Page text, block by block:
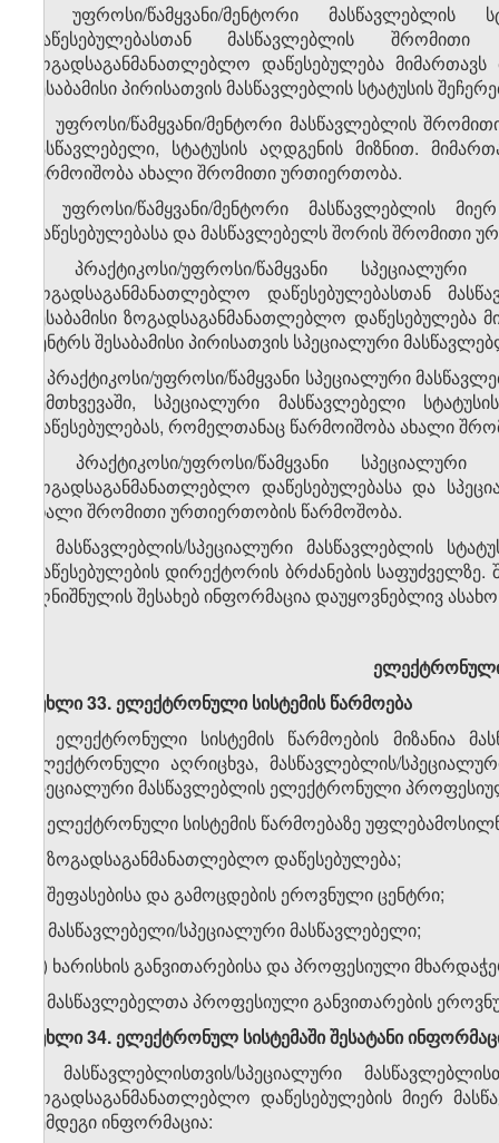
1. უფროსი/წამყვანი/მენტორი მასწავლებლის
დაწესებულებასთან მასწავლებლის
ზოგადსაგანმანათლებლო დაწესებულება
შესაბამისი პირისათვის მასწავლებლის სტატუსის
2. უფროსი/წამყვანი/მენტორი მასწავლებლის
მასწავლებელი, სტატუსის აღდგენის მიზნით.
წარმოიშობა ახალი შრომითი ურთიერთობა.
3. უფროსი/წამყვანი/მენტორი მასწავლებლის
დაწესებულებასა და მასწავლებელს შორის
4. პრაქტიკოსი/უფროსი/წამყვანი
ზოგადსაგანმანათლებლო დაწესებულებასთან
შესაბამისი ზოგადსაგანმანათლებლო
ცენტრს შესაბამისი პირისათვის სპეციალური
5. პრაქტიკოსი/უფროსი/წამყვანი სპეციალური
შემთხვევაში, სპეციალური მასწავლებელი
დაწესებულებას, რომელთანაც წარმოიშობა ახალი
6. პრაქტიკოსი/უფროსი/წამყვანი
ზოგადსაგანმანათლებლო დაწესებულებასა და
ახალი შრომითი ურთიერთობის წარმოშობა.
7. მასწავლებლის/სპეციალური მასწავლებლის
დაწესებულების დირექტორის ბრძანების
აღნიშნულის შესახებ ინფორმაცია დაუყოვნებლივ
ელექტრონული
მუხლი 33. ელექტრონული სისტემის წარმოება
1. ელექტრონული სისტემის წარმოების მიზანია
ელექტრონული აღრიცხვა, მასწავლებლის/
სპეციალური მასწავლებლის ელექტრონული
2. ელექტრონული სისტემის წარმოებაზე
ა) ზოგადსაგანმანათლებლო დაწესებულება;
ბ) შეფასებისა და გამოცდების ეროვნული ცენტრი;
გ) მასწავლებელი/სპეციალური მასწავლებელი;
დ) ხარისხის განვითარებისა და პროფესიული
ე) მასწავლებელთა პროფესიული განვითარების
მუხლი 34. ელექტრონულ სისტემაში შესატანი
1. მასწავლებლისთვის/სპეციალური
ზოგადსაგანმანათლებლო დაწესებულების მიერ
შემდეგი ინფორმაცია: